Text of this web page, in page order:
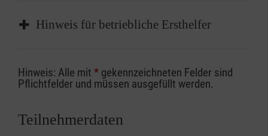
Hinweis für betriebliche Ersthelfer
Sofern Sie ein Kostenübernahmeverfahren
Ihrer Berufsgenossenschaft / Unfallkasse
Abrechnungsunterlagen spätestens zu
Hinweis: Alle mit * gekennzeichneten Felder sind
Pflichtfelder und müssen ausgefüllt werden.
Teilnehmerdaten